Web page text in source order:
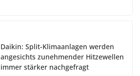
Daikin: Split-Klimaanlagen werden
angesichts zunehmender Hitzewellen
immer stärker nachgefragt